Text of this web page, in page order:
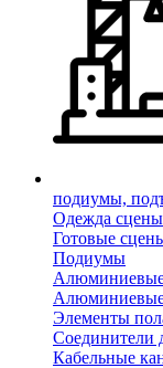
подиумы,
Одежда сцены
Готовые
Подиумы
Элементы
Соединители
Кабельные